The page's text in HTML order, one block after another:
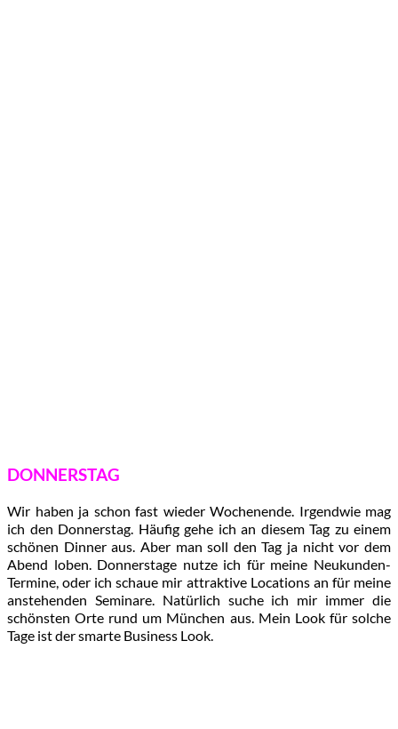
DONNERSTAG
Wir haben ja schon fast wieder Wochenende. Irgendwie mag
ich den Donnerstag. Häufig gehe ich an diesem Tag zu einem
schönen Dinner aus. Aber man soll den Tag ja nicht vor dem
Abend loben. Donnerstage nutze ich für meine Neukunden-
Termine, oder ich schaue mir attraktive Locations an für meine
anstehenden Seminare. Natürlich suche ich mir immer die
schönsten Orte rund um München aus. Mein Look für solche
Tage ist der smarte Business Look.